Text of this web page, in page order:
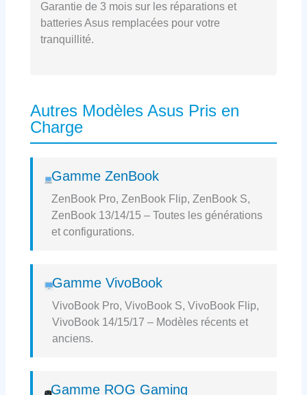
Garantie de 3 mois sur les réparations et
batteries Asus remplacées pour votre
tranquillité.
Autres Modèles Asus Pris en
Charge
Gamme ZenBook
ZenBook Pro, ZenBook Flip, ZenBook S,
ZenBook 13/14/15 – Toutes les générations
et configurations.
Gamme VivoBook
VivoBook Pro, VivoBook S, VivoBook Flip,
VivoBook 14/15/17 – Modèles récents et
anciens.
Gamme ROG Gaming